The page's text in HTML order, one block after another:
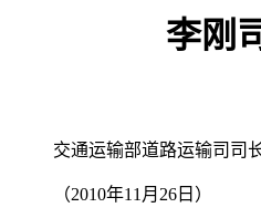
李刚
交通运输部道路运输司司
（2010年11月26日）